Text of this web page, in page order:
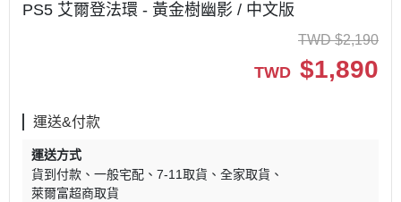
PS5 艾爾登法環 - 黃金樹幽影 / 中文版
TWD $2,190
TWD $1,890
運送&付款
運送方式
貨到付款
一般宅配 7-11取貨
全家取貨
萊爾富超商取貨